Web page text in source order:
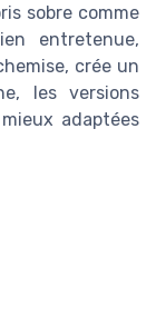
sobre comme
entretenue,
crée un
les versions
adaptées